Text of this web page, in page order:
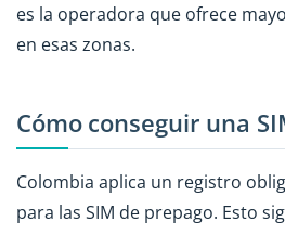
es la operadora que ofrece
en esas zonas.
Cómo conseguir una
Colombia aplica un registro
para las SIM de prepago. Esto